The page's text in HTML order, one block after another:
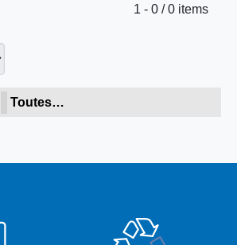
Limite de la pagination
1 - 0 / 0 items
Toutes…